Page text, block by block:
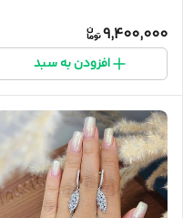
9,400,000
افزودن به سبد